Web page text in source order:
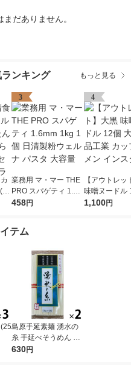
だありません。
ンキング もっと見る
プ
3
業務用 マ・マー THE
PRO スパゲティ 1.6m
m 1kg 1個 日清製粉ウ
458円
4
【アウトレッ
味噌ヌードル
黒食品工業
1,100円
テム
島原手延素麺 湧水の
糸 手延べそうめん 30
0g（50g×6束）1セッ
630円